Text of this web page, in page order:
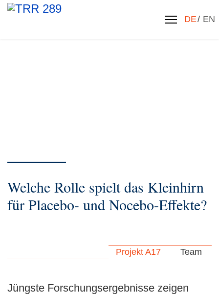
DE EN
Welche Rolle spielt das Kleinhirn
für Placebo- und Nocebo-Effekte?
Projekt A17 Team
Jüngste Forschungsergebnisse zeigen